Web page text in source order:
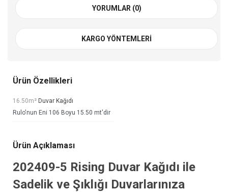
YORUMLAR (0)
KARGO YÖNTEMLERI
Ürün Özellikleri
16.50m² Duvar Kağıdı
Rulo'nun Eni 106 Boyu 15.50 mt'dir
Ürün Açıklaması
202409-5 Rising Duvar Kağıdı ile
Sadelik ve Şıklığı Duvarlarınıza